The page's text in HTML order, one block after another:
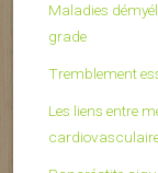
Maladies
grade
Tremblement
Les liens entre